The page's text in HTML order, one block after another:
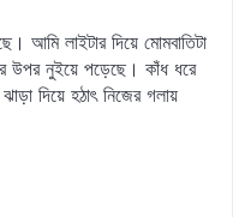
আমি লাইটার দিয়ে মোমবাতিটা
উপর নুইয়ে পড়েছে। কাঁধ ধরে
দিয়ে হঠাৎ নিজের গলায়